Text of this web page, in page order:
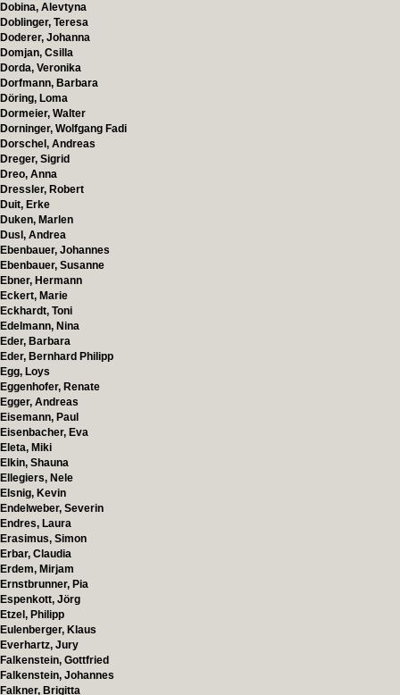
Dobina, Alevtyna
Doblinger, Teresa
Doderer, Johanna
Domjan, Csilla
Dorda, Veronika
Dorfmann, Barbara
Döring, Loma
Dormeier, Walter
Dorninger, Wolfgang Fadi
Dorschel, Andreas
Dreger, Sigrid
Dreo, Anna
Dressler, Robert
Duit, Erke
Duken, Marlen
Dusl, Andrea
Ebenbauer, Johannes
Ebenbauer, Susanne
Ebner, Hermann
Eckert, Marie
Eckhardt, Toni
Edelmann, Nina
Eder, Barbara
Eder, Bernhard Philipp
Egg, Loys
Eggenhofer, Renate
Egger, Andreas
Eisemann, Paul
Eisenbacher, Eva
Eleta, Miki
Elkin, Shauna
Ellegiers, Nele
Elsnig, Kevin
Endelweber, Severin
Endres, Laura
Erasimus, Simon
Erbar, Claudia
Erdem, Mirjam
Ernstbrunner, Pia
Espenkott, Jörg
Etzel, Philipp
Eulenberger, Klaus
Everhartz, Jury
Falkenstein, Gottfried
Falkenstein, Johannes
Falkner, Brigitta